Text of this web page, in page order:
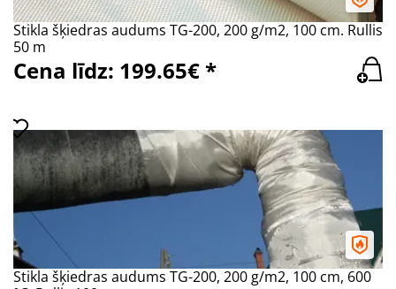
Stikla šķiedras audums TG-200, 200 g/m2, 100 cm. Rullis
50 m
Cena līdz: 199.65€ *
Stikla šķiedras audums TG-200, 200 g/m2, 100 cm, 600